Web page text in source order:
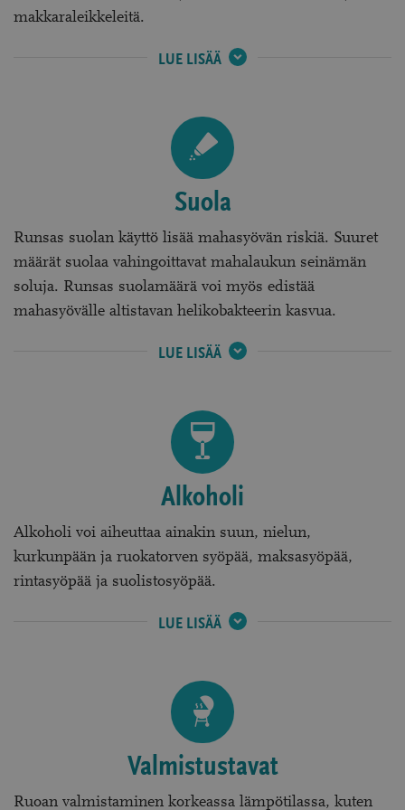
makkaraleikkeleitä.
PUNAINEN
LUE LISÄÄ
Suola
Runsas suolan käyttö lisää mahasyövän riskiä. Suuret
määrät suolaa vahingoittavat mahalaukun seinämän
soluja. Runsas suolamäärä voi myös edistää
mahasyövälle altistavan helikobakteerin kasvua.
SUOLA:
LUE LISÄÄ
Alkoholi
Alkoholi voi aiheuttaa ainakin suun, nielun,
kurkunpään ja ruokatorven syöpää, maksasyöpää,
rintasyöpää ja suolistosyöpää.
ALKOHOLI:
LUE LISÄÄ
Valmistustavat
Ruoan valmistaminen korkeassa lämpötilassa, kuten